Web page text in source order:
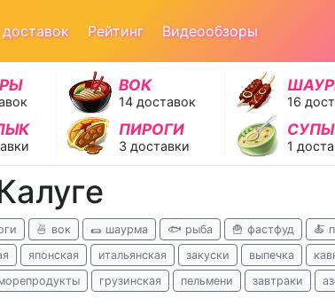
доставок Рейтинг Видеообзоры
ВОК
14 доставок 16
ПИРОГИ
3 доставки
СУПЫ
1
🍜 вок 🌯 шаурма 🐟 рыба 🍟 фастфуд 🍝
японская итальянская закуски выпечка
грузинская пельмени завтраки